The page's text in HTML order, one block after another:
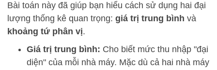
Bài toán này đã giúp bạn hiểu cách sử dụng hai đại
lượng thống kê quan trọng: giá trị trung bình và
khoảng tứ phân vị.
Giá trị trung bình: Cho biết mức thu nhập "đại
diện" của mỗi nhà máy. Mặc dù cả hai nhà máy